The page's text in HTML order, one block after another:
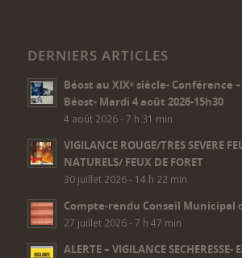
DERNIERS ARTICLES
Béost au XIXᵉ siècle- Conférence
Béost- Mardi 4 août 2026-15h30
4 août 2026 - 7 h 31 min
VIGILANCE ROUGE/TRES SEVERE
NATURELS/ FEUX DE FORET
30 juillet 2026 - 14 h 22 min
Compte-rendu Conseil Municipal
27 juillet 2026 - 7 h 47 min
ALERTE – VIGILANCE SECHERESSE-